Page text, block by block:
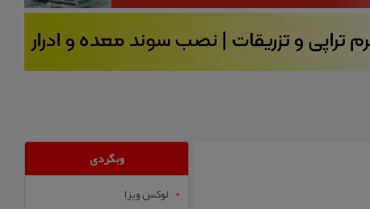
وبگردی
لوکس ویزا